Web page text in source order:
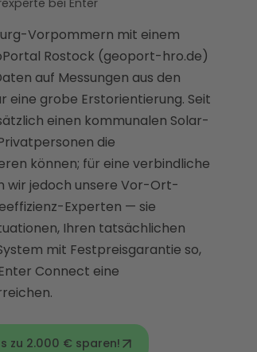
bei Enter
Vorpommern mit einem
Rostock (geoport-hro.de)
auf Messungen aus den
eine grobe Erstorientierung. Seit
einen kommunalen Solar-
die
können; für eine verbindliche
wir jedoch unsere Vor-Ort-
Experten — sie
Ihren tatsächlichen
mit Festpreisgarantie so,
Connect eine
zu 2.000 € sparen!